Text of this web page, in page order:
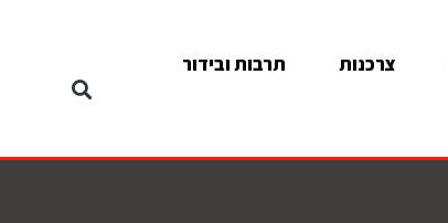
צרכנות תרבות ובידור